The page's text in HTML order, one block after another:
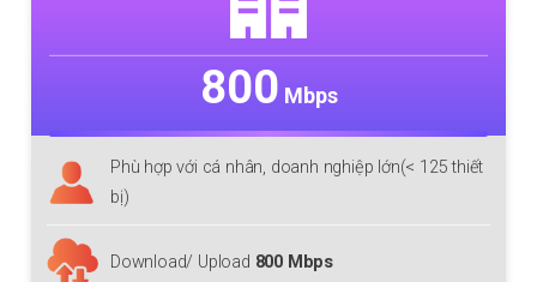
800 Mbps
Phù hợp với cá nhân, doanh nghiệp lớn(< 125 thiết
bị)
Download/ Upload 800 Mbps